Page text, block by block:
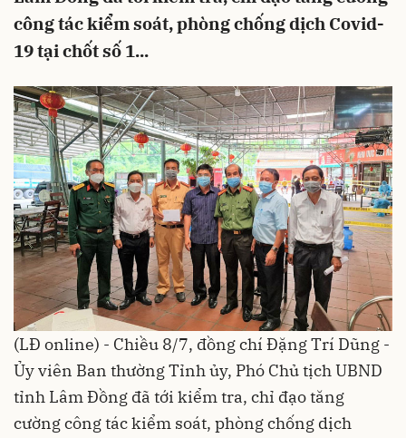
công tác kiểm soát, phòng chống dịch Covid-
19 tại chốt số 1...
(LĐ online) - Chiều 8/7, đồng chí Đặng Trí Dũng -
Ủy viên Ban thường Tỉnh ủy, Phó Chủ tịch UBND
tỉnh Lâm Đồng đã tới kiểm tra, chỉ đạo tăng
cường công tác kiểm soát, phòng chống dịch